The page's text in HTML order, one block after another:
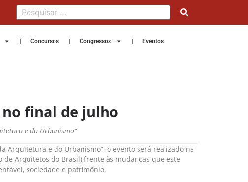
Concursos Congressos Eventos
no final de julho
e do Urbanismo”
Arquitetura e do Urbanismo”, o evento será realizado na
de Arquitetos do Brasil) frente às mudanças que este
sociedade e patrimônio.